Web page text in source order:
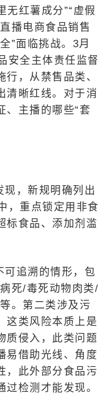
无红薯成分”“虚假
播电商食品销售
”面临挑战。3月
安全主体责任监督
，从禁售品类、
清晰红线。对于消
、主播的哪些“套
现，新规明确列出
，重点锁定用非食
标食品、添加剂滥
可追溯的情形，包
死/毒死动物肉类/
。第二类涉及污
这类风险本质上是
质侵入，此类问题
易借助光线、角度
，此外部分食品污
检测才能发现。